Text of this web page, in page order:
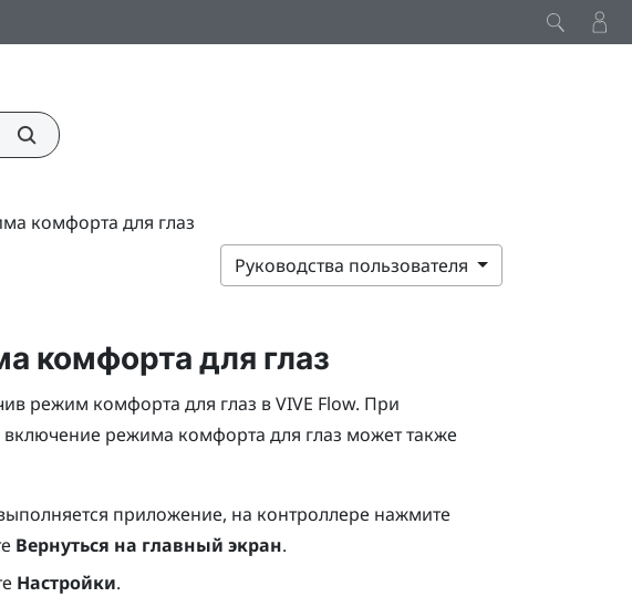
комфорта для глаз
Руководства пользователя
комфорта для глаз
режим комфорта для глаз вVIVE Flow. При
режима комфорта для глаз может также
приложение, на контроллере нажмите
Вернуться на главный экран.
Настройки.